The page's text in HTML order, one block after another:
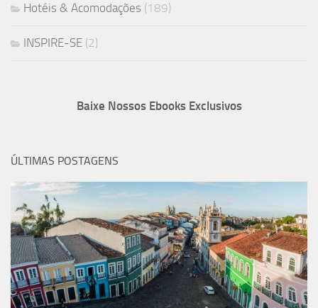
Hotéis & Acomodações (189)
INSPIRE-SE (2)
Baixe Nossos Ebooks Exclusivos
ÚLTIMAS POSTAGENS